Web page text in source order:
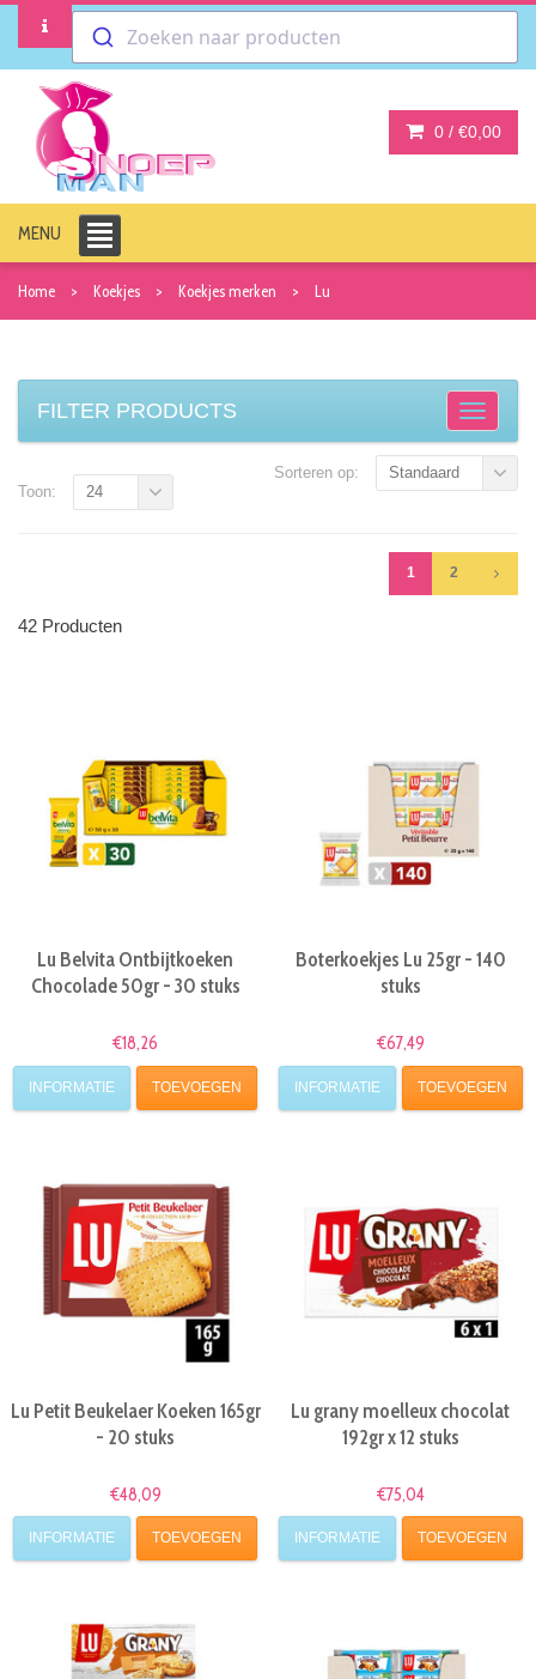
Zoeken naar producten
0 / €0,00
MENU
Home Koekjes Koekjes merken Lu
FILTER PRODUCTS
Sorteren op: Standaard
1 2
Toon: 24
42 Producten
Lu Belvita Ontbijtkoeken
Chocolade 50gr - 30 stuks
€18,26
INFORMATIE TOEVOEGEN
Boterkoekjes Lu 25gr - 140
stuks
€67,49
INFORMATIE TOEVOEGEN
Lu Petit Beukelaer Koeken 165gr
- 20 stuks
€48,09
INFORMATIE TOEVOEGEN
Lu grany moelleux chocolat
192gr x 12 stuks
€75,04
INFORMATIE TOEVOEGEN